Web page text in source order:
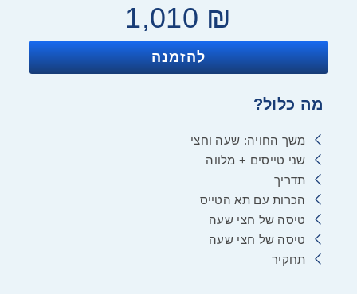
₪
1,010
להזמנה
מה כלול?
משך החויה: שעה וחצי
שני טייסים + מלווה
תדריך
הכרות עם תא הטייס
טיסה של חצי שעה
טיסה של חצי שעה
תחקיר